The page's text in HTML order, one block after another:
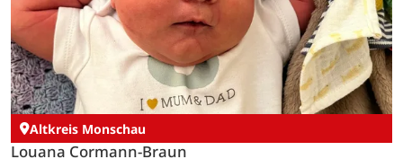
Altkreis Monschau
Louana Cormann-Braun